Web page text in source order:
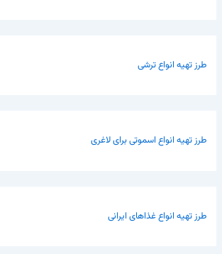
طرز تهیه انواع ترشی
طرز تهیه انواع اسموتی برای لاغری
طرز تهیه انواع غذاهای ایرانی